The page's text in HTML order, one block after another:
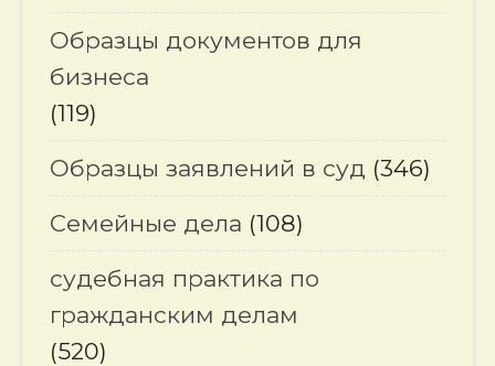
Образцы документов для
бизнеса
(119)
Образцы заявлений в суд (346)
Семейные дела (108)
судебная практика по
гражданским делам
(520)